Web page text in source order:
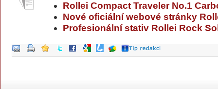
Rollei Compact Traveler No.1
Nové oficiální webové stránky
Profesionální stativ Rollei Rock